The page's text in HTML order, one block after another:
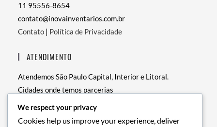
11 95556-8654
contato@inovainventarios.com.br
Contato | Política de Privacidade
ATENDIMENTO
Atendemos São Paulo Capital, Interior e Litoral.
Cidades onde temos parcerias
• RJ – Rio de Janeiro
We respect your privacy
Cookies help us improve your experience, deliver